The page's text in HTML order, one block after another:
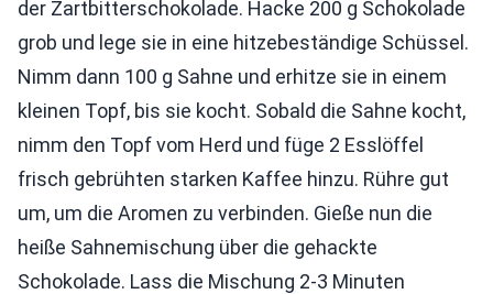
der Zartbitterschokolade. Hacke 200 g Schokolade
grob und lege sie in eine hitzebeständige Schüssel.
Nimm dann 100 g Sahne und erhitze sie in einem
kleinen Topf, bis sie kocht. Sobald die Sahne kocht,
nimm den Topf vom Herd und füge 2 Esslöffel
frisch gebrühten starken Kaffee hinzu. Rühre gut
um, um die Aromen zu verbinden. Gieße nun die
heiße Sahnemischung über die gehackte
Schokolade. Lass die Mischung 2-3 Minuten